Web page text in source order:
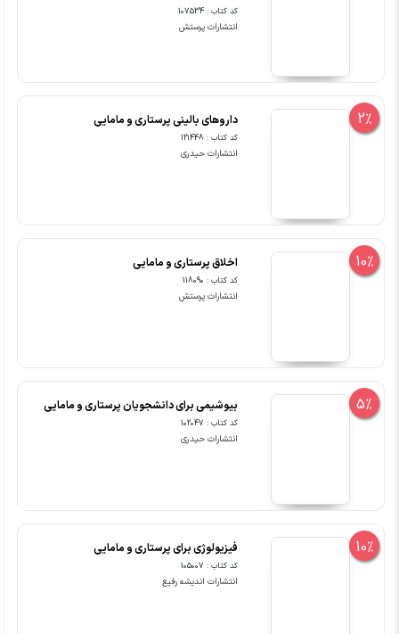
کد کتاب : 107534
انتشارات پرستش
2% داروهای بالینی پرستاری و مامایی
کد کتاب : 121448
انتشارات حیدری
10% اخلاق پرستاری و مامایی
کد کتاب : 118090
انتشارات پرستش
5% بیوشیمی برای دانشجویان پرستاری و مامایی
کد کتاب : 102047
انتشارات حیدری
10% فیزیولوژی برای پرستاری و مامایی
کد کتاب : 105007
انتشارات اندیشه رفیع